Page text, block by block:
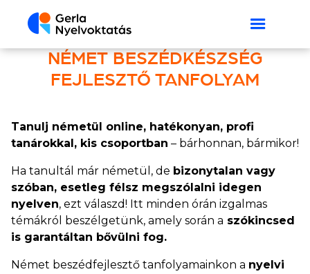
NÉMET BESZÉDKÉSZSÉG
FEJLESZTŐ TANFOLYAM
Tanulj németül online, hatékonyan, profi
tanárokkal, kis csoportban – bárhonnan, bármikor!
Ha tanultál már németül, de bizonytalan vagy
szóban, esetleg félsz megszólalni idegen
nyelven, ezt válaszd! Itt minden órán izgalmas
témákról beszélgetünk, amely során a szókincsed
is garantáltan bővülni fog.
Német beszédfejlesztő tanfolyamainkon a nyelvi